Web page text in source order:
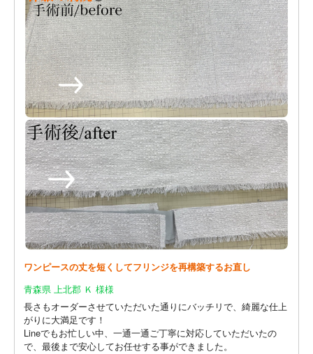
ワンピースの丈を短くしてフリンジを再構築するお直し
青森県 上北郡 Ｋ 様様
長さもオーダーさせていただいた通りにバッチリで、綺麗な仕上
がりに大満足です！
Lineでもお忙しい中、一通一通ご丁寧に対応していただいたの
で、最後まで安心してお任せする事ができました。